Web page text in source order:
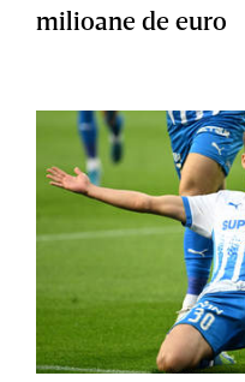
milioane de euro